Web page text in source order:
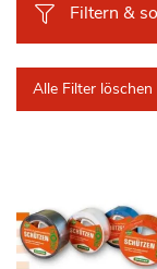
Filtern &
Alle Filter löschen